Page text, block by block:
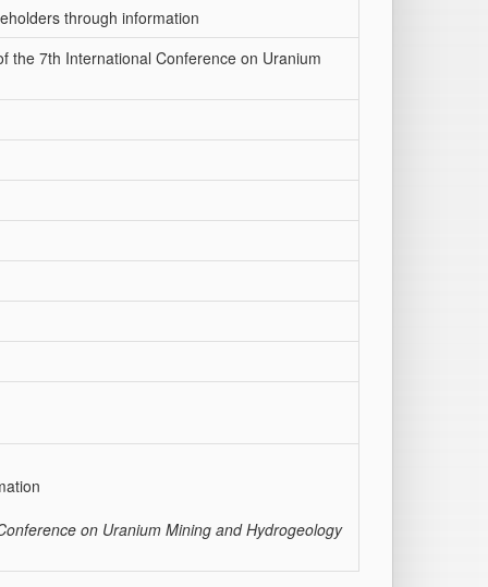
through information
the 7th International Conference on Uranium
on Uranium Mining and Hydrogeology